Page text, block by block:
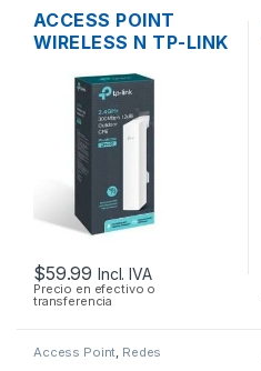
ACCESS POINT
WIRELESS N TP-LINK
12DBI 1000MW
300MBPS + POE
OUTDOOR
$59.99 Incl. IVA
Precio en efectivo o
transferencia
Access Point Redes